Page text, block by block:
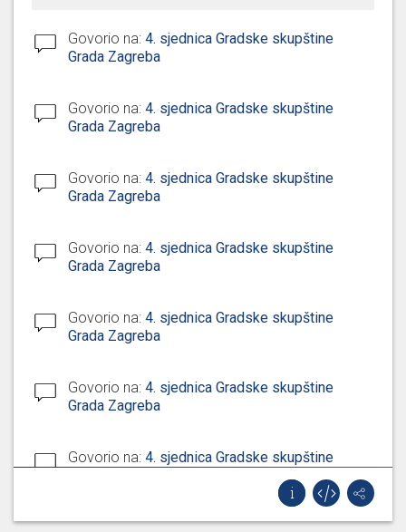
Govorio na: 4. sjednica Gradske skupštine
Grada Zagreba
Govorio na: 4. sjednica Gradske skupštine
Grada Zagreba
Govorio na: 4. sjednica Gradske skupštine
Grada Zagreba
Govorio na: 4. sjednica Gradske skupštine
Grada Zagreba
Govorio na: 4. sjednica Gradske skupštine
Grada Zagreba
Govorio na: 4. sjednica Gradske skupštine
Grada Zagreba
Govorio na: 4. sjednica Gradske skupštine
Govorio na:4. sjednica Gradske skupštine